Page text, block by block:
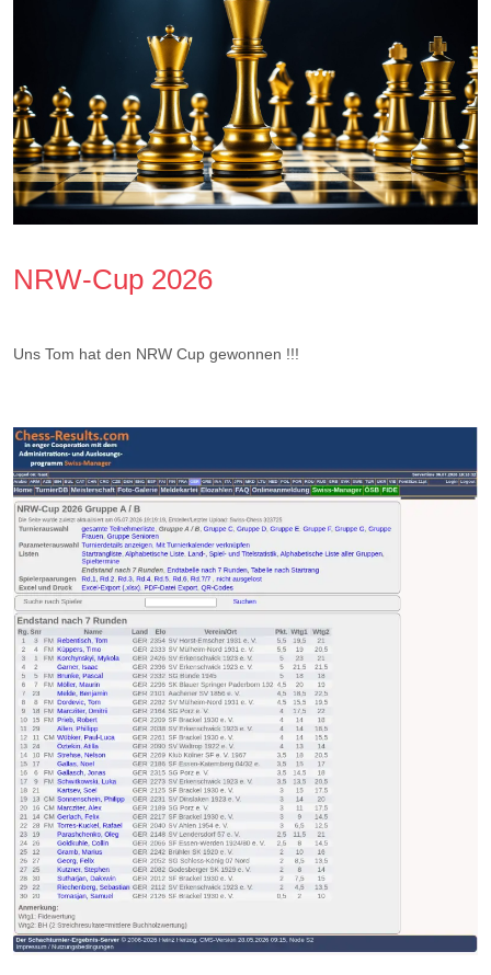
NRW-Cup 2026
Uns Tom hat den NRW Cup gewonnen !!!